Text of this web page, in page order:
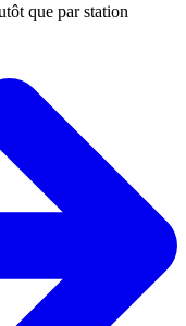
que par station